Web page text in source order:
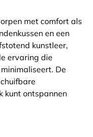
met comfort als
en een
kunstleer,
ervaring die
De
kunt ontspannen